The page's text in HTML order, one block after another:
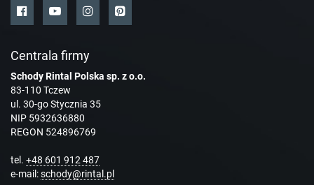
Centrala firmy
Schody Rintal Polska sp. z o.o.
83-110 Tczew
ul. 30-go Stycznia 35
NIP 5932636880
REGON 524896769
tel. +48 601 912 487
e-mail:schody@rintal.pl